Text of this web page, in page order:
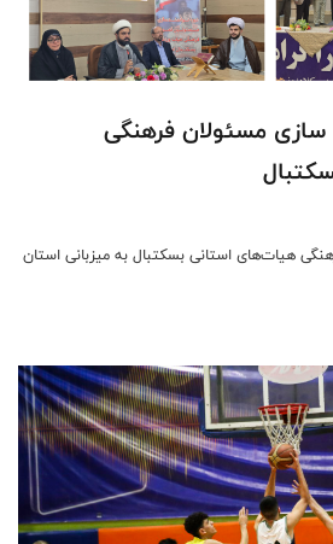
سازی مسئولان فرهنگی
هیات‌های استانی بسکتبال به میزبانی استان